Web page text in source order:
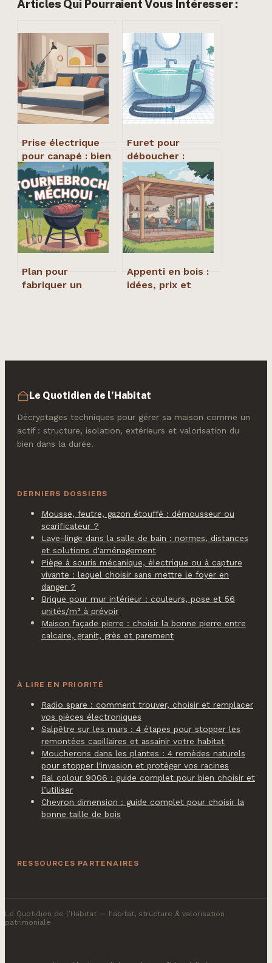
Articles Qui Pourraient Vous Intéresser :
Prise électrique
pour canapé : bien
choisir et installer
sans erreur
Furet pour
déboucher :
choisir et utiliser
l’outil efficace
pour canalisations
Plan pour
fabriquer un
Appenti en bois :
idées, prix et
Le Quotidien de l’Habitat
Décryptages techniques pour gérer sa maison comme un
actif : structure, isolation, extérieurs et valorisation du
bien dans la durée.
DERNIERS DOSSIERS
Mousse, feutre, gazon étouffé : démousseur ou
scarificateur ?
Lave-linge dans la salle de bain : normes, distances
et solutions d'aménagement
Piège à souris mécanique, électrique ou à capture
vivante : lequel choisir sans mettre le foyer en
danger ?
Brique pour mur intérieur : couleurs, pose et 56
unités/m² à prévoir
Maison façade pierre : choisir la bonne pierre entre
calcaire, granit, grès et parement
À LIRE EN PRIORITÉ
Radio spare : comment trouver, choisir et remplacer
vos pièces électroniques
Salpêtre sur les murs : 4 étapes pour stopper les
remontées capillaires et assainir votre habitat
Moucherons dans les plantes : 4 remèdes naturels
pour stopper l'invasion et protéger vos racines
Ral colour 9006 : guide complet pour bien choisir et
l’utiliser
Chevron dimension : guide complet pour choisir la
bonne taille de bois
RESSOURCES PARTENAIRES
Le Quotidien de l’Habitat — habitat, structure & valorisation
patrimoniale